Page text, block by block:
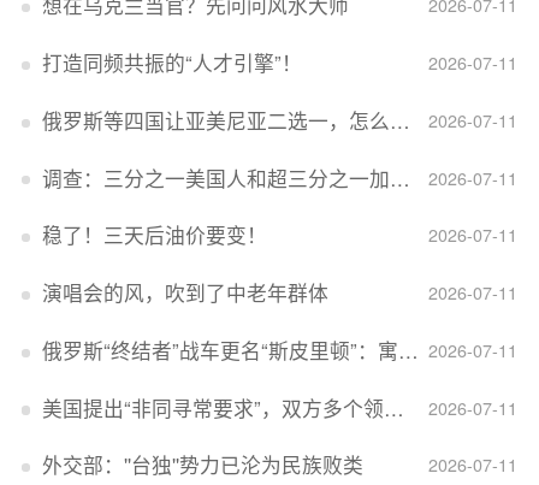
2026-07-11
2026-07-11
打造同频共振的“人才引擎”！
2026-07-11
俄罗斯等四国让亚美尼亚二选一，怎么回事？
2026-07-11
调查：三分之一美国人和超三分之一加拿大人感到经济压力
2026-07-11
稳了！三天后油价要变！
2026-07-11
演唱会的风，吹到了中老年群体
2026-07-11
俄罗斯“终结者”战车更名“斯皮里顿”：寓意强大可靠，彰显俄精神力量
2026-07-11
美国提出“非同寻常要求”，双方多个领域分歧依旧，印美贸易谈判进入“关键阶段”
2026-07-11
外交部：''台独''势力已沦为民族败类